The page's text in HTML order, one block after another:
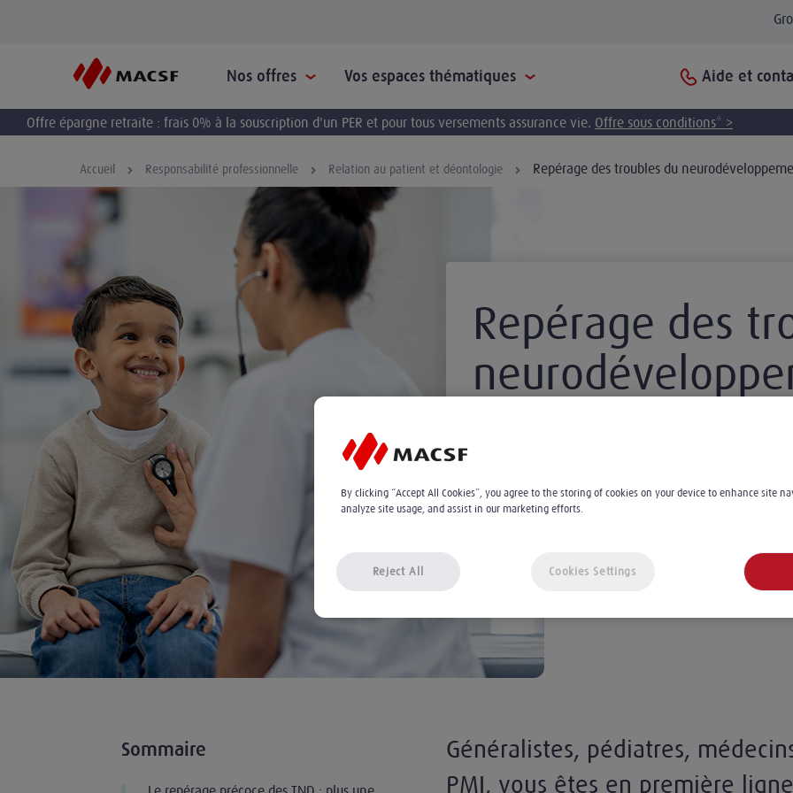
Nos offres Vos espaces thématiques Aide et
Offre épargne retraite : frais 0% à la souscription d'un PER et pour tous versements assurance vie. Offre sous conditions* >
Accueil Responsabilité professionnelle Relation au patient et déontologie Repérage des troubles du
Repérage des
Stéphanie Tamburini
Le 03.02.2025
3min
Sommaire
Généralistes, pédiatres,
PMI, vous êtes en première
By clicking “Accept All Cookies”, you agree to the storing of cookies on your device to enhance site
analyze site usage, and assist in our marketing efforts.
Reject All Cookies Settings